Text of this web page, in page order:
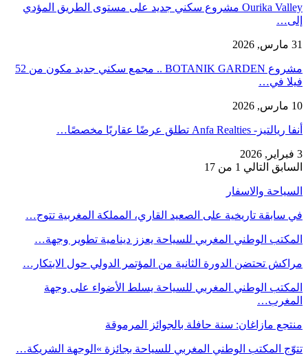
Ourika Valley مشروع سكني جديد على مستوى الطريق المؤدي
إلى…
31 مارس, 2026
مشروع BOTANIK GARDEN .. مجمع سكني جديد مكون من 52
فيلا في…
10 مارس, 2026
أنفا ريالتيز- Anfa Realties تطلق عرضًا عقاريًا مخصصًا…
3 فبراير, 2026
السابق التالي 1 من 17
السياحة والاسفار
في سابقة تاريخية على الصعيد القاري، المملكة المغربية تتوج…
المكتب الوطني المغربي للسياحة يعزز دينامية تطوير وجهة…
مراكش تحتضن الدورة الثانية من المؤتمر الدولي حول الابتكار…
المكتب الوطني المغربي للسياحة يسلط الأضواء على وجهة
المغرب…
منتجع مازاغان: سنة حافلة بالجوائز المرموقة
تتوّج المكتب الوطني المغربي للسياحة بجائزة »الوجهة الشريكة…